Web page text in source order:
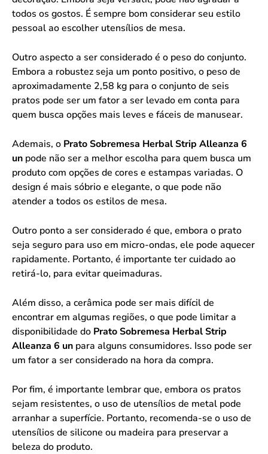
todos os gostos. É sempre bom considerar seu estilo
pessoal ao escolher utensílios de mesa.
Outro aspecto a ser considerado é o peso do conjunto.
Embora a robustez seja um ponto positivo, o peso de
aproximadamente 2,58 kg para o conjunto de seis
pratos pode ser um fator a ser levado em conta para
quem busca opções mais leves e fáceis de manusear.
Ademais, o Prato Sobremesa Herbal Strip Alleanza 6
un pode não ser a melhor escolha para quem busca um
produto com opções de cores e estampas variadas. O
design é mais sóbrio e elegante, o que pode não
atender a todos os estilos de mesa.
Outro ponto a ser considerado é que, embora o prato
seja seguro para uso em micro-ondas, ele pode aquecer
rapidamente. Portanto, é importante ter cuidado ao
retirá-lo, para evitar queimaduras.
Além disso, a cerâmica pode ser mais difícil de
encontrar em algumas regiões, o que pode limitar a
disponibilidade do Prato Sobremesa Herbal Strip
Alleanza 6 un para alguns consumidores. Isso pode ser
um fator a ser considerado na hora da compra.
Por fim, é importante lembrar que, embora os pratos
sejam resistentes, o uso de utensílios de metal pode
arranhar a superfície. Portanto, recomenda-se o uso de
utensílios de silicone ou madeira para preservar a
beleza do produto.